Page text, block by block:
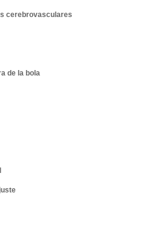
cerebrovasculares
de la bola